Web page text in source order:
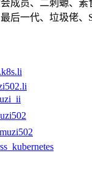
成员、二刺螈、
后一代、垃圾佬、
muzi502